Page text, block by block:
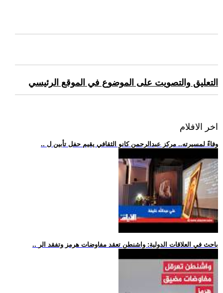
التعليق والتصويت على الموضوع في الموقع الرئيسي
اخر الافلام
.. وفاءً لمسيرته.. مركز عبدالرحمن كانو الثقافي يقيم حفل تأبين ل
.. باحث في العلاقات الدولية: واشنطن تعقد مفاوضات هرمز وتفقد الر